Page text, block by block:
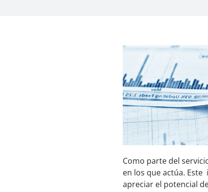
Como parte del
en los que actúa.
apreciar el potencial